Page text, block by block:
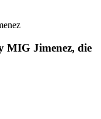
MIG Jimenez, die